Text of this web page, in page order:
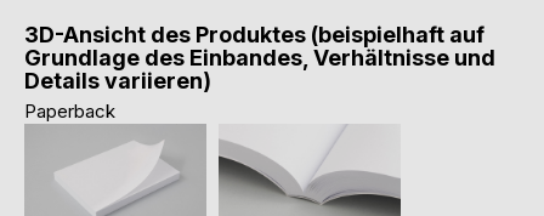
3D-Ansicht des Produktes (beispielhaft auf
Grundlage des Einbandes, Verhältnisse und
Details variieren)
Paperback